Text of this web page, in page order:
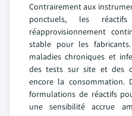
Contrairement aux
ponctuels, les
réapprovisionnement
stable pour les
maladies chroniques et
des tests sur site et des
encore la consommation.
formulations de réactifs
une sensibilité accrue